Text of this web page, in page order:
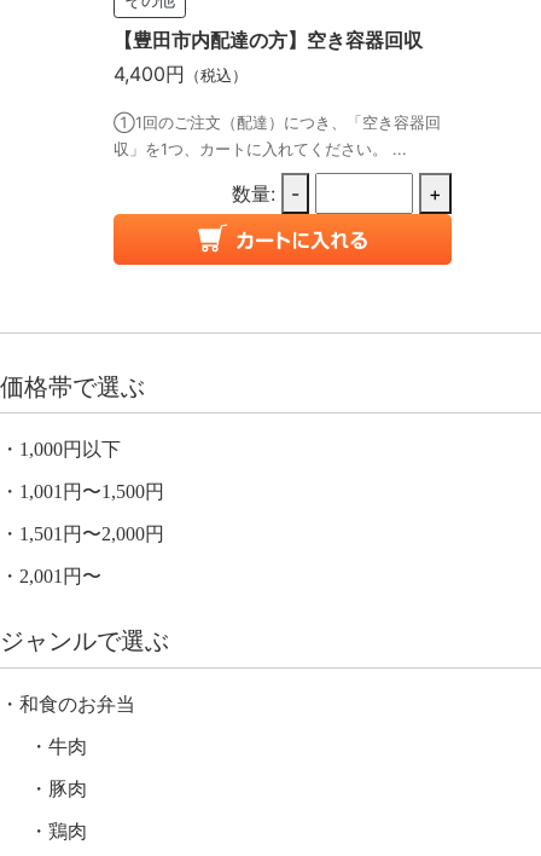
【豊田市内配達の方】空き容器回収
4,400円
（税込）
①1回のご注文（配達）につき、「空き容器回
収」を1つ、カートに入れてください。 ...
数量: - +
価格帯で選ぶ
1,000円以下
1,001円〜1,500円
1,501円〜2,000円
2,001円〜
ジャンルで選ぶ
和食のお弁当
牛肉
豚肉
鶏肉